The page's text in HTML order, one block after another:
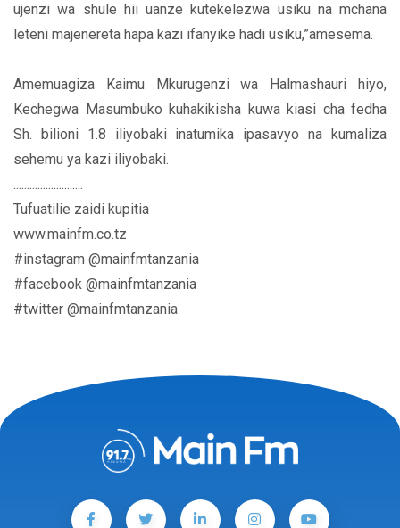
ujenzi wa shule hii uanze kutekelezwa usiku na mchana
leteni majenereta hapa kazi ifanyike hadi usiku,”amesema.
Amemuagiza Kaimu Mkurugenzi wa Halmashauri hiyo,
Kechegwa Masumbuko kuhakikisha kuwa kiasi cha fedha
Sh. bilioni 1.8 iliyobaki inatumika ipasavyo na kumaliza
sehemu ya kazi iliyobaki.
..........................
Tufuatilie zaidi kupitia
www.mainfm.co.tz
#instagram @mainfmtanzania
#facebook @mainfmtanzania
#twitter @mainfmtanzania